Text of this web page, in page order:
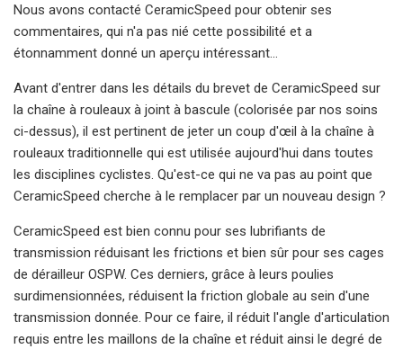
Nous avons contacté CeramicSpeed ​​pour obtenir ses
commentaires, qui n'a pas nié cette possibilité et a
étonnamment donné un aperçu intéressant...
Avant d'entrer dans les détails du brevet de CeramicSpeed ​​sur
la chaîne à rouleaux à joint à bascule (colorisée par nos soins
ci-dessus), il est pertinent de jeter un coup d'œil à la chaîne à
rouleaux traditionnelle qui est utilisée aujourd'hui dans toutes
les disciplines cyclistes. Qu'est-ce qui ne va pas au point que
CeramicSpeed ​​cherche à le remplacer par un nouveau design ?
CeramicSpeed ​​est bien connu pour ses lubrifiants de
transmission réduisant les frictions et bien sûr pour ses cages
de dérailleur OSPW. Ces derniers, grâce à leurs poulies
surdimensionnées, réduisent la friction globale au sein d'une
transmission donnée. Pour ce faire, il réduit l'angle d'articulation
requis entre les maillons de la chaîne et réduit ainsi le degré de